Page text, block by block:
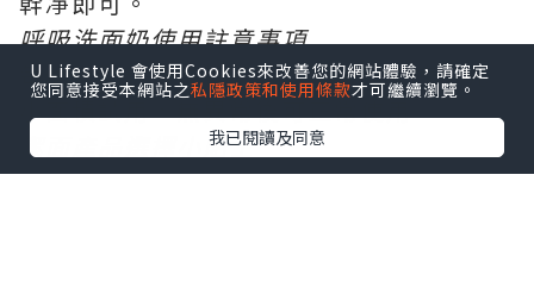
呼吸洗面奶使用註意事項
每個人肌膚適應性不同，建議初次使用先
小面積試用，無異常後可正常使用。
潔面產品選擇小貼士
1、一般而言，泡沫越多的產品，清潔能力
U Lifestyle 會使用Cookies來改善您的網站體驗，請確定
您同意接受本網站之私隱政策和使用條款才可繼續瀏覽。
我已閱讀及同意